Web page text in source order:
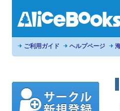
ご利用ガイド ヘルプページ